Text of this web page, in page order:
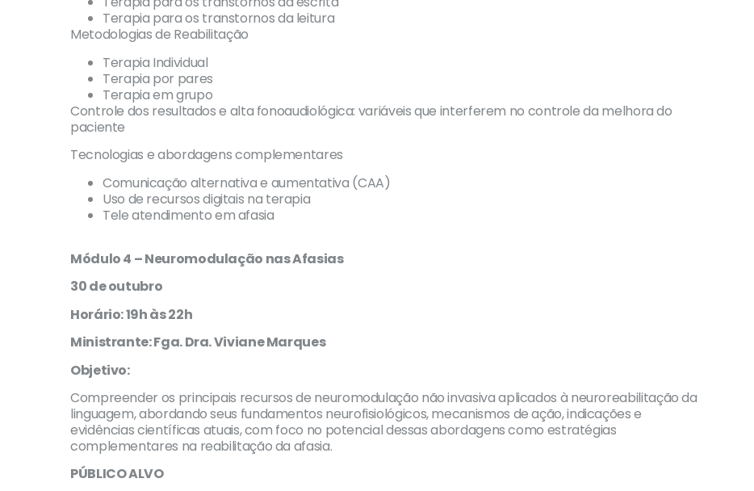
Terapia para os transtornos da leitura
Metodologias de Reabilitação
Terapia Individual
Terapia por pares
Terapia em grupo
Controle dos resultados e alta fonoaudiológica: variáveis que interferem no controle da melhora do
paciente
Tecnologias e abordagens complementares
Comunicação alternativa e aumentativa (CAA)
Uso de recursos digitais na terapia
Tele atendimento em afasia
Módulo 4 – Neuromodulação nas Afasias
30 de outubro
Horário: 19h às 22h
Ministrante: Fga. Dra. Viviane Marques
Objetivo:
Compreender os principais recursos de neuromodulação não invasiva aplicados à neuroreabilitação da
linguagem, abordando seus fundamentos neurofisiológicos, mecanismos de ação, indicações e
evidências científicas atuais, com foco no potencial dessas abordagens como estratégias
complementares na reabilitação da afasia.
PÚBLICO ALVO